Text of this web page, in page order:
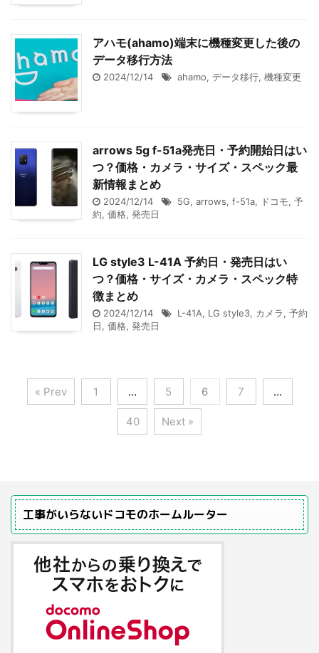
アハモ(ahamo)端末に機種変更した後の
データ移行方法
2024/12/14 ahamo, データ移行, 機種変更
arrows 5g f-51a発売日・予約開始日はい
つ？価格・カメラ・サイズ・スペック最
新情報まとめ
2024/12/14 5G, arrows, f-51a, ドコモ, 予
約, 価格, 発売日
LG style3 L-41A 予約日・発売日はい
つ？価格・サイズ・カメラ・スペック特
徴まとめ
2024/12/14 L-41A, LG style3, カメラ, 予約
日, 価格, 発売日
« Prev 1 … 5 6 7 …
40 Next »
工事がいらないドコモのホームルーター